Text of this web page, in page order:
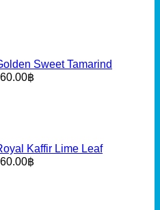
Sweet Tamarind
฿
Kaffir Lime Leaf
฿